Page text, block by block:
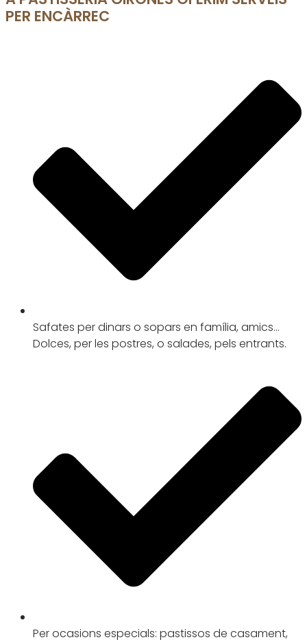
PER ENCÀRREC
Safates per dinars o sopars en família, amics…
Dolces, per les postres, o salades, pels entrants.
Per ocasions especials: pastissos de casament,